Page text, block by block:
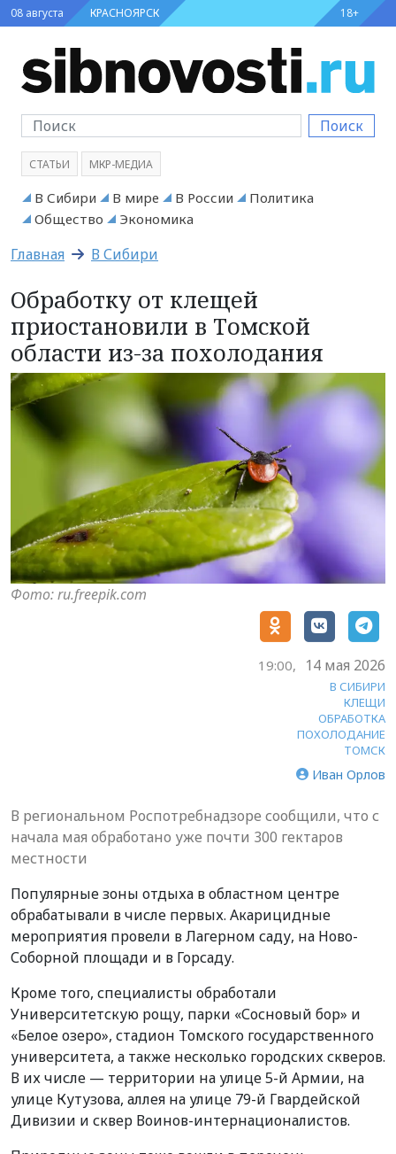
08 августа КРАСНОЯРСК 18+
Поиск
СТАТЬИ МКР-МЕДИА
В Сибири В мире В России
Политика
Общество
Экономика
Главная В Сибири
Обработку от клещей
приостановили в Томской
области из-за похолодания
Фото: ru.freepik.com
19:00, 14 мая 2026
В СИБИРИ
КЛЕЩИ
ОБРАБОТКА
ПОХОЛОДАНИЕ
ТОМСК
Иван Орлов
В региональном Роспотребнадзоре сообщили, что с
начала мая обработано уже почти 300 гектаров
местности
Популярные зоны отдыха в областном центре
обрабатывали в числе первых. Акарицидные
мероприятия провели в Лагерном саду, на Ново-
Соборной площади и в Горсаду.
Кроме того, специалисты обработали
Университетскую рощу, парки «Сосновый бор» и
«Белое озеро», стадион Томского государственного
университета, а также несколько городских скверов.
В их числе — территории на улице 5-й Армии, на
улице Кутузова, аллея на улице 79-й Гвардейской
Дивизии и сквер Воинов-интернационалистов.